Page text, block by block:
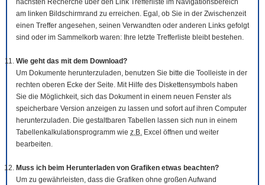
nächsten Recherche über den Link Trefferliste im Navigationsbereich
am linken Bildschirmrand zu erreichen. Egal, ob Sie in der Zwischenzeit
einen Treffer angesehen, seinen Verwandten oder anderen Links gefolgt
sind oder im Sammelkorb waren: Ihre letzte Trefferliste bleibt bestehen.
Wie geht das mit dem Download?
Um Dokumente herunterzuladen, benutzen Sie bitte die Tool leiste in der
rechten oberen Ecke der Seite. Mit Hilfe des Diskettensymbols haben
Sie die Möglichkeit, sich das Dokument in einem neuen Fenster als
speicherbare Version anzeigen zu lassen und sofort auf ihren Computer
herunterzuladen. Die gestaltbaren Tabellen lassen sich nun in einem
Tabellenkalkulationsprogramm wie z.B. Excel öffnen und weiter
bearbeiten.
Muss ich beim Herunterladen von Grafiken etwas beachten?
Um zu gewährleisten, dass die Grafiken ohne großen Aufwand